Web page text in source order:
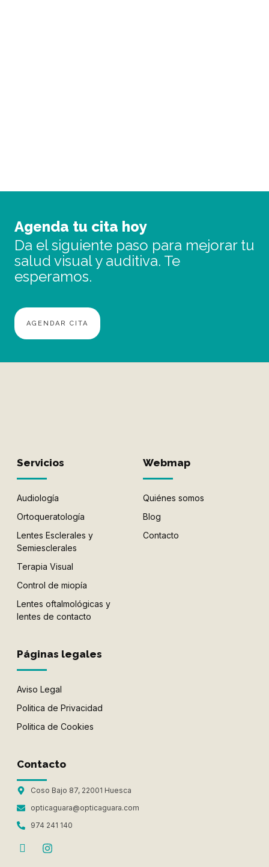
Agenda tu cita hoy
Da el siguiente paso para mejorar tu
salud visual y auditiva. Te
esperamos.
AGENDAR CITA
Servicios
Audiología
Ortoqueratología
Lentes Esclerales y
Semiesclerales
Terapia Visual
Control de miopía
Lentes oftalmológicas y
lentes de contacto
Webmap
Quiénes somos
Blog
Contacto
Páginas legales
Aviso Legal
Politica de Privacidad
Politica de Cookies
Contacto
Coso Bajo 87, 22001 Huesca
opticaguara@opticaguara.com
974 241 140